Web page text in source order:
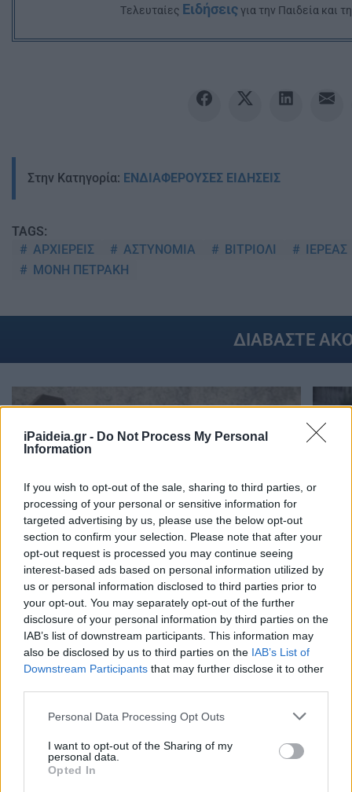
iPaideia.gr - Do Not Process My Personal
Information
If you wish to opt-out of the sale, sharing to third parties, or
processing of your personal or sensitive information for
targeted advertising by us, please use the below opt-out
section to confirm your selection. Please note that after your
opt-out request is processed you may continue seeing
interest-based ads based on personal information utilized by
us or personal information disclosed to third parties prior to
your opt-out. You may separately opt-out of the further
disclosure of your personal information by third parties on the
IAB’s list of downstream participants. This information may
also be disclosed by us to third parties on the IAB’s List of
Downstream Participants that may further disclose it to other
Please note that this website/app uses one or more Google
not limited to your visit or usage behaviour. You may click to
grant or deny consent to Google and its third-party tags to
use your data for below specified purposes in below Google
Personal Data Processing Opt Outs
I want to opt-out of the Sharing of my
personal data.
Opted In
Tελευταίες Ειδήσειςγια την Παιδεία και
Στην Κατηγορία: ΕΝΔΙΑΦΕΡΟΥΣΕΣ ΕΙΔΗΣΕΙΣ
TAGS:
ΑΡΧΙΕΡΕΙΣ
ΑΣΤΥΝΟΜΙΑ ΒΙΤΡΙΟΛΙ
ΙΕΡΕΑΣ
ΜΟΝΗ ΠΕΤΡΑΚΗ
ΔΙΑΒΑΣΤΕ
Προκήρυξη ΑΣΕΠ για μόνιμες προσλήψεις στη
Δημοτική Αστυνομία: Τα οριστικά αποτελέσματα
05/08/2026 - 15:25